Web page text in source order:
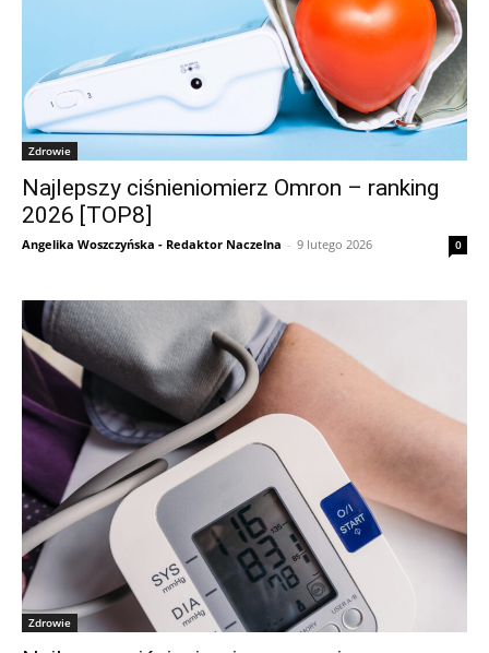
Zdrowie
Najlepszy ciśnieniomierz Omron – ranking
2026 [TOP8]
Angelika Woszczyńska - Redaktor Naczelna - 9 lutego 2026 0
Zdrowie